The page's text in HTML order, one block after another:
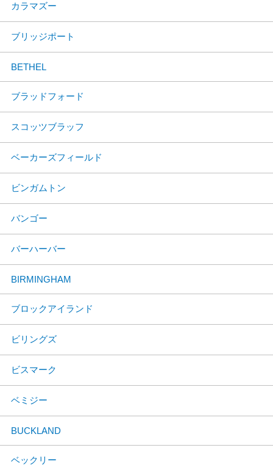
カラマズー
ブリッジポート
BETHEL
ブラッドフォード
スコッツブラッフ
ベーカーズフィールド
ビンガムトン
バンゴー
バーハーバー
BIRMINGHAM
ブロックアイランド
ビリングズ
ビスマーク
ベミジー
BUCKLAND
ベックリー